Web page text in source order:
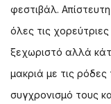
φεστιβάλ.
όλες τις
ξεχωριστό αλλά
μακριά με τις
συγχρονισμό τους